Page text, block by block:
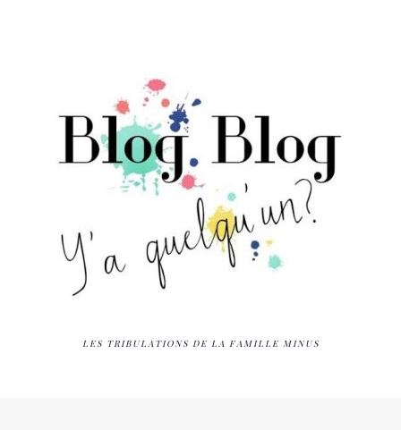
LES TRIBULATIONS DE LA FAMILLE MINUS